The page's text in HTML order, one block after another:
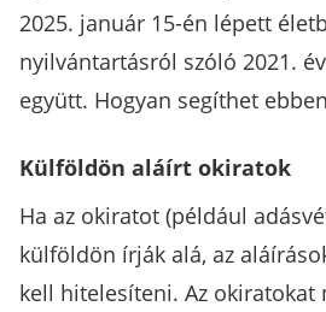
2025. január 15-én lépett
nyilvántartásról szóló 2021.
együtt. Hogyan segíthet
Külföldön aláírt okiratok
Ha az okiratot (például
külföldön írják alá, az
kell hitelesíteni. Az okiratokat